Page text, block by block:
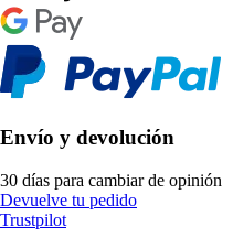
Envío y devolución
30 días para cambiar de opinión
Devuelve tu pedido
Trustpilot